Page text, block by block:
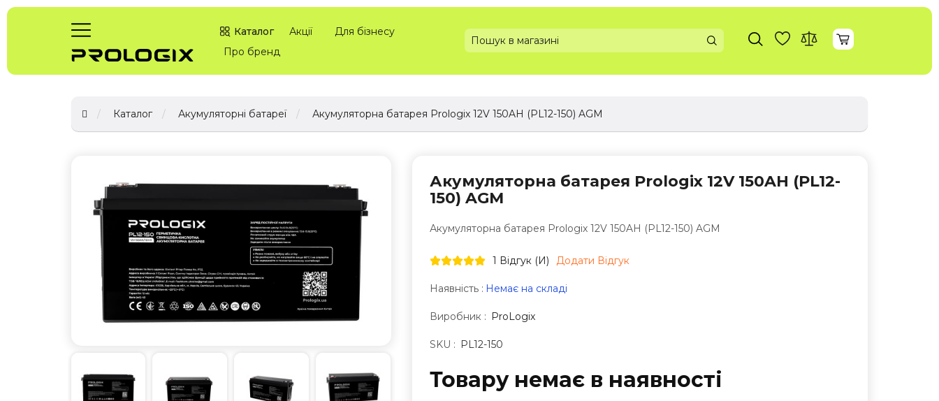
Каталог Акції
Для бізнесу
Про бренд
Каталог Акумуляторні батареї Акумуляторна батарея Prologix 12V 150AH (PL12-150) AGM
Акумуляторна батарея Prologix 12V 150AH (PL12-
150) AGM
Акумуляторна батарея Prologix 12V 150AH (PL12-150) AGM
1 Відгук (и) Додати Відгук
Наявність : Немає на складі
Виробник : ProLogix
SKU : PL12-150
Товару немає в наявностi